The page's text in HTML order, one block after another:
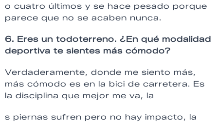
o cuatro últimos y se hace pesado porque
parece que no se acaben nunca.
6. Eres un todoterreno. ¿En qué modalidad
deportiva te sientes más cómodo?
Verdaderamente, donde me siento más,
más cómodo es en la bici de carretera. Es
la disciplina que mejor me va, la
s piernas sufren pero no hay impacto, la